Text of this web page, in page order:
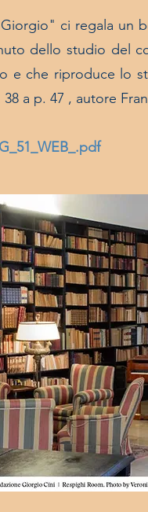
ci regala un
dello studio del
e che riproduce lo
a p. 47 , autore